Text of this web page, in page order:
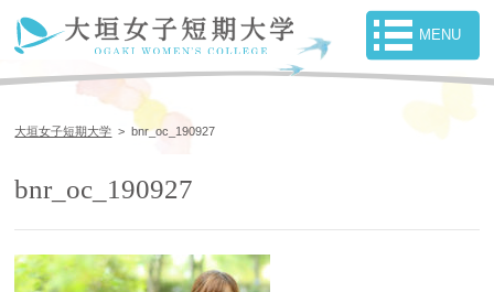
大垣女子短期大学 >bnr_oc_190927
bnr_oc_190927